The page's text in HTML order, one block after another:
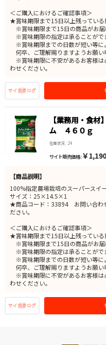
＜ご購入におけるご確認事項＞
★賞味期限まで15日以上残っている
※賞味期限まで15日の商品がお届
※賞味期限の指定は承ることがで
※賞味期限までの日数が短い等に
何卒、ご理解賜りますようお願い
※賞味期限に不安があるお客様は
わせください。
【業務用・食
ム ４６０ｇ
在庫状況 : 24
サイト販売価格 : ￥1,190
【商品説明】
100%指定農場栽培のスーパースイ
サイズ：25×14.5×1
★商品コード：33894 お問い合わ
ださい。
＜ご購入におけるご確認事項＞
★賞味期限まで15日以上残っている
※賞味期限まで15日の商品がお届
※賞味期限の指定は承ることがで
※賞味期限までの日数が短い等に
何卒、ご理解賜りますようお願い
※賞味期限に不安があるお客様は
わせください。